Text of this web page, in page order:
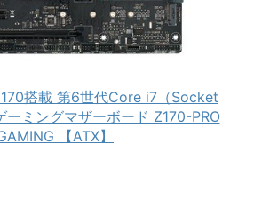
搭載 第6世代Core i7（Socket
ーミングマザーボード Z170-PRO
【ATX】